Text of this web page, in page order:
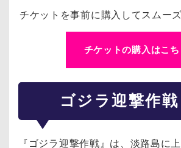
チケットを事前に購入してスムー
チケットの購入はこち
ゴジラ迎撃作
『ゴジラ迎撃作戦』は、淡路島に